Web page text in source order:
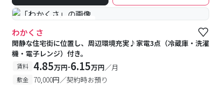
#予約受付中 #空室待ち
わかくさ
閑静な住宅街に位置し、周辺環境充実♪家電3点（冷蔵庫・洗濯
機・電子レンジ）付き。
賃料 4.85万円-6.15万円／月
敷金 70,000円／契約時お預り